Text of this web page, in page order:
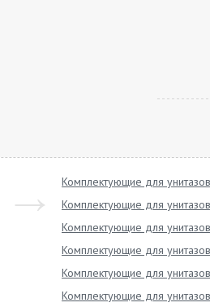
Комплектующие для
Комплектующие для
Комплектующие для
Комплектующие для
Комплектующие для
Комплектующие для